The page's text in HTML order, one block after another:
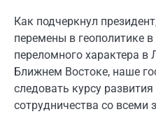
Как подчеркнул
перемены в геополитике в
переломного характера в
Ближнем Востоке, наше
следовать курсу развития
сотрудничества со всеми